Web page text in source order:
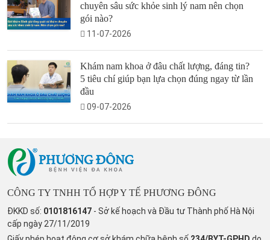
chuyên sâu sức khỏe sinh lý nam nên chọn
gói nào?
11-07-2026
Khám nam khoa ở đâu chất lượng, đáng tin?
5 tiêu chí giúp bạn lựa chọn đúng ngay từ lần
đầu
09-07-2026
CÔNG TY TNHH TỔ HỢP Y TẾ PHƯƠNG ĐÔNG
ĐKKD số: 0101816147 - Sở kế hoạch và Đầu tư Thành phố Hà Nội
cấp ngày 27/11/2019